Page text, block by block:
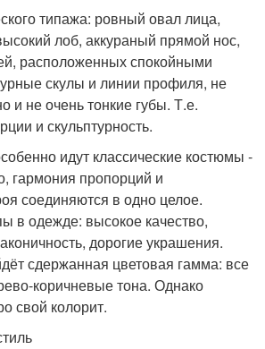
типажа: ровный овал лица,
лоб, аккураный прямой нос,
расположенных спокойными
скулы и линии профиля, не
и не очень тонкие губы. Т.е.
и скульптурность.
идут классические костюмы -
гармония пропорций и
соединяются в одно целое.
в одежде: высокое качество,
дорогие украшения.
сдержанная цветовая гамма: все
коричневые тона. Однако
свой колорит.